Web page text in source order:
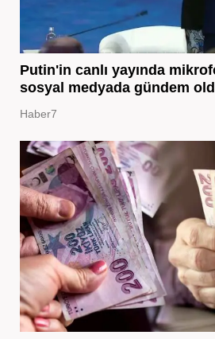
Putin'in canlı yayında
sosyal medyada gündem
Haber7